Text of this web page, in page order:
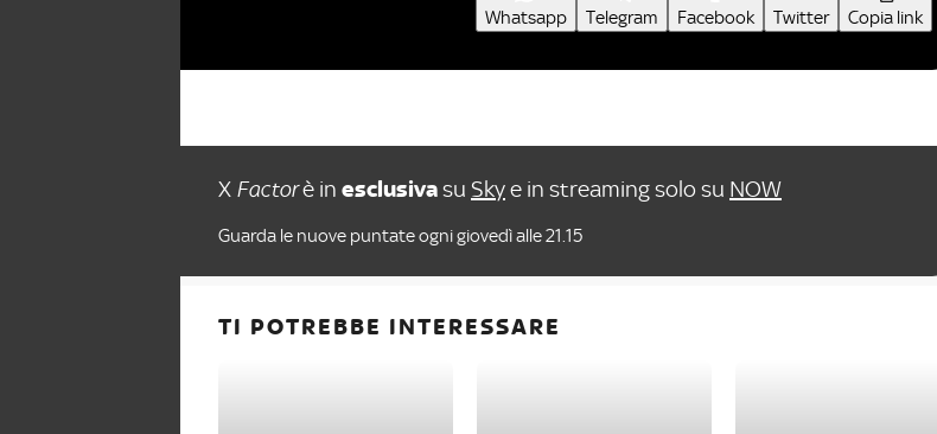
Whatsapp Telegram Facebook Twitter Copia link
X Factorè in esclusivasu Skye in streaming solo su NOW
Guarda le nuove puntate ogni giovedì alle 21.15
TI POTREBBE INTERESSARE